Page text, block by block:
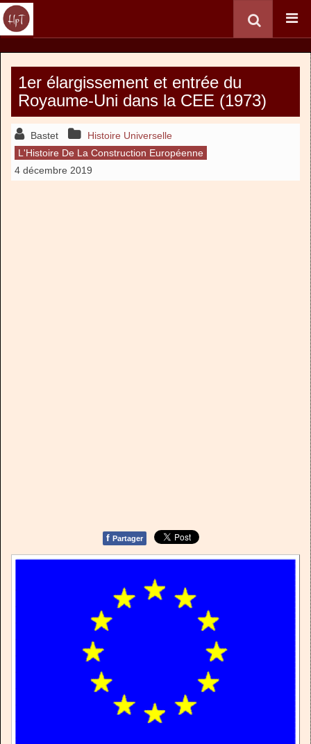
1er élargissement et entrée du
Royaume-Uni dans la CEE (1973)
Bastet
Histoire Universelle
L'Histoire De La Construction Européenne
4 décembre 2019
f Partager